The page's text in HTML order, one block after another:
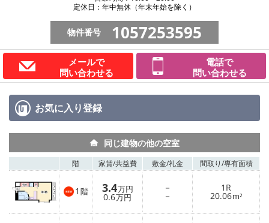
定休日：年中無休（年末年始を除く）
物件番号 1057253595
メールで
問い合わせる
電話で
問い合わせる
お気に入り登録
同じ建物の他の空室
階 家賃/共益費 敷金/礼金 間取り/専有面積
1 階 3.4万円
0.6万円
－
－
1R
20.06m²